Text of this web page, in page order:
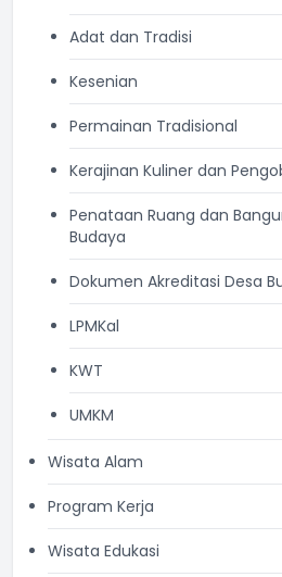
Adat dan Tradisi
Kesenian
Permainan Tradisional
Kerajinan Kuliner dan
Penataan Ruang dan
Budaya
Dokumen Akreditasi Desa
LPMKal
KWT
UMKM
Wisata Alam
Program Kerja
Wisata Edukasi